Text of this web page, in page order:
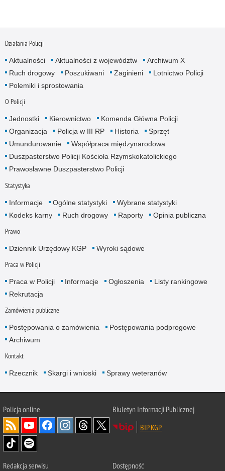
Działania Policji
Aktualności Aktualności z województw
Archiwum X
Ruch drogowy
Poszukiwani Zaginieni
Lotnictwo Policji
Polemiki i sprostowania
O Policji
Jednostki Kierownictwo
Komenda Główna Policji
Organizacja
Policja w III RP Historia
Sprzęt
Umundurowanie
Współpraca międzynarodowa
Duszpasterstwo Policji Kościoła Rzymskokatolickiego
Prawosławne Duszpasterstwo Policji
Statystyka
Informacje Ogólne statystyki
Wybrane statystyki
Kodeks karny
Ruch drogowy Raporty Opinia publiczna
Prawo
Dziennik Urzędowy KGP Wyroki sądowe
Praca w Policji
Praca w Policji Informacje Ogłoszenia
Listy rankingowe
Rekrutacja
Zamówienia publiczne
Postępowania o zamówienia
Postępowania podprogowe
Archiwum
Kontakt
Rzecznik Skargi i wnioski Sprawy weteranów
Policjaonline
Biuletyn Informacji Publicznej
BIP KGP
Redakcja serwisu Dostępność